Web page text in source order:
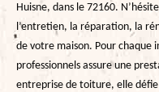
Huisne, dans le 72160.
l’entretien, la réparation, la
de votre maison. Pour chaque
professionnels assure une
entreprise de toiture, elle